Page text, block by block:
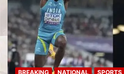
BREAKING NATIONAL SPORTS